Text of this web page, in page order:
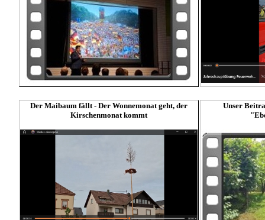
Der Maibaum fällt - Der Wonnemonat geht, der
Kirschenmonat kommt
Unser